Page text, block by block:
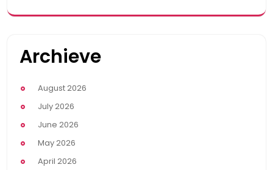
Archieve
August 2026
July 2026
June 2026
May 2026
April 2026